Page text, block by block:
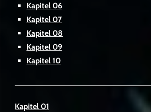
Kapitel 06
Kapitel 07
Kapitel 08
Kapitel 09
Kapitel 10
Kapitel 01